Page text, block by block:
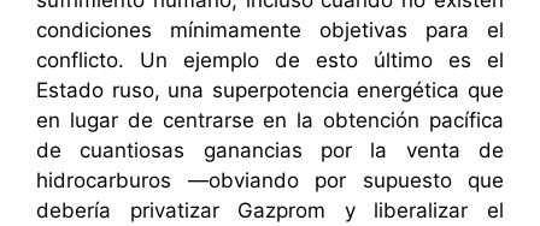
condiciones mínimamente objetivas para el
conflicto. Un ejemplo de esto último es el
Estado ruso, una superpotencia energética que
en lugar de centrarse en la obtención pacífica
de cuantiosas ganancias por la venta de
hidrocarburos —obviando por supuesto que
debería privatizar Gazprom y liberalizar el